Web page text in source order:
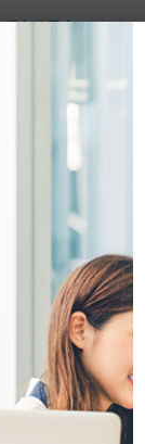
，Wechat Pay，
主頁
電商教室
電